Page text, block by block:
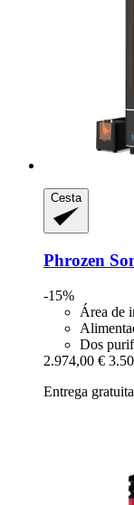
Cesta
Phrozen
-15%
Área de
Dos
2.974,00 €
Entrega